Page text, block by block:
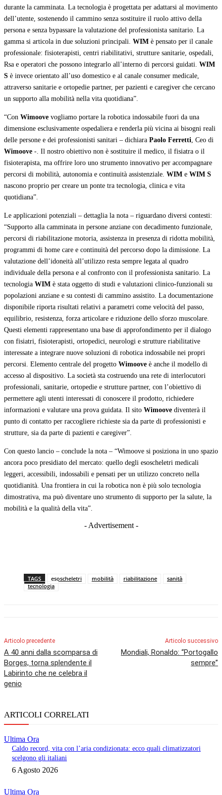
durante la camminata. La tecnologia è progettata per adattarsi al movimento
dell’utente, sostenendo il cammino senza sostituire il ruolo attivo della
persona e senza bypassare la valutazione del professionista sanitario. La
gamma si articola in due soluzioni principali. WIM è pensato per il canale
professionale: fisioterapisti, centri riabilitativi, strutture sanitarie, ospedali,
Rsa e operatori che possono integrarlo all’interno di percorsi guidati. WIM
S è invece orientato all’uso domestico e al canale consumer medicale,
attraverso sanitarie e ortopedie partner, per pazienti e caregiver che cercano
un supporto alla mobilità nella vita quotidiana”.
“Con Wimoove vogliamo portare la robotica indossabile fuori da una
dimensione esclusivamente ospedaliera e renderla più vicina ai bisogni reali
delle persone e dei professionisti sanitari – dichiara Paolo Ferretti, Ceo di
Wimoove -. Il nostro obiettivo non è sostituire il medico, il fisiatra o il
fisioterapista, ma offrire loro uno strumento innovativo per accompagnare
percorsi di mobilità, autonomia e continuità assistenziale. WIM e WIM S
nascono proprio per creare un ponte tra tecnologia, clinica e vita
quotidiana”.
Le applicazioni potenziali – dettaglia la nota – riguardano diversi contesti:
“Supporto alla camminata in persone anziane con decadimento funzionale,
percorsi di riabilitazione motoria, assistenza in presenza di ridotta mobilità,
programmi di home care e continuità del percorso dopo la dimissione. La
valutazione dell’idoneità all’utilizzo resta sempre legata al quadro
individuale della persona e al confronto con il professionista sanitario. La
tecnologia WIM è stata oggetto di studi e valutazioni clinico-funzionali su
popolazioni anziane e su contesti di cammino assistito. La documentazione
disponibile riporta risultati relativi a parametri come velocità del passo,
equilibrio, resistenza, forza articolare e riduzione dello sforzo muscolare.
Questi elementi rappresentano una base di approfondimento per il dialogo
con fisiatri, fisioterapisti, ortopedici, neurologi e strutture riabilitative
interessate a integrare nuove soluzioni di robotica indossabile nei propri
percorsi. Elemento centrale del progetto Wimoove è anche il modello di
accesso al dispositivo. La società sta costruendo una rete di interlocutori
professionali, sanitarie, ortopedie e strutture partner, con l’obiettivo di
permettere agli utenti interessati di conoscere il prodotto, richiedere
informazioni e valutare una prova guidata. Il sito Wimoove diventerà il
punto di contatto per raccogliere richieste sia da parte di professionisti e
strutture, sia da parte di pazienti e caregiver”.
Con questo lancio – conclude la nota – “Wimoove si posiziona in uno spazio
ancora poco presidiato del mercato: quello degli esoscheletri medicali
leggeri, accessibili, indossabili e pensati per un utilizzo concreto nella
quotidianità. Una frontiera in cui la robotica non è più solo tecnologia
dimostrativa, ma può diventare uno strumento di supporto per la salute, la
mobilità e la qualità della vita”.
- Advertisement -
TAGS esoscheletri mobilità riabilitazione
sanità
tecnologia
Articolo precedente
A 40 anni dalla scomparsa di
Borges, torna splendente il
Labirinto che ne celebra il
genio
Articolo successivo
Mondiali, Ronaldo: “Portogallo
sempre”
ARTICOLI CORRELATI
Ultima Ora
Caldo record, vita con l’aria condizionata: ecco quali climatizzatori
scelgono gli italiani
6 Agosto 2026
Ultima Ora